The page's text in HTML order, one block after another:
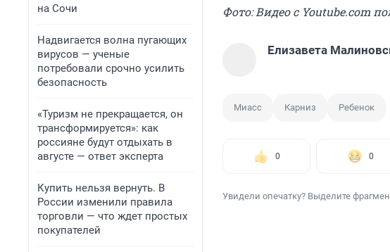
на Сочи
Надвигается волна пугающих
вирусов — ученые
потребовали срочно усилить
безопасность
«Туризм не прекращается, он
трансформируется»: как
россияне будут отдыхать в
августе — ответ эксперта
Купить нельзя вернуть. В
России изменили правила
торговли — что ждет простых
покупателей
Фото: Видео с Youtube.com
Елизавета
Миасс Карниз Ребенок
0 0
Увидели опечатку? Выделите